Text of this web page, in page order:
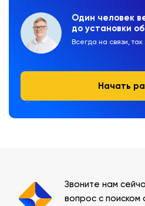
Один человек
до установки
Всегда на связи,
Начать
Звоните нам
вопрос с